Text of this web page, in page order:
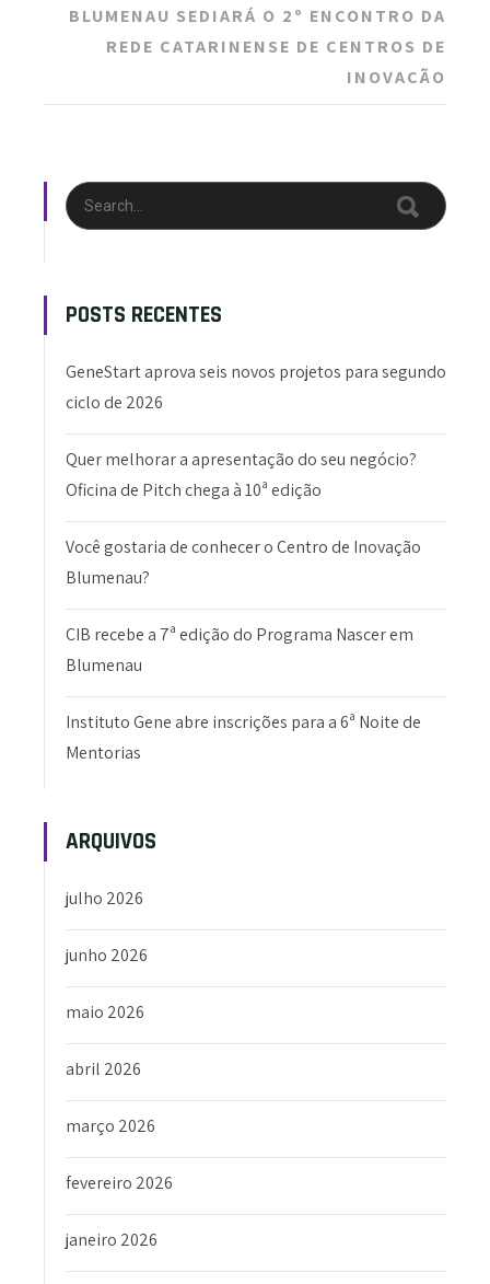
BLUMENAU SEDIARÁ O 2º ENCONTRO DA
REDE CATARINENSE DE CENTROS DE
INOVAÇÃO
POSTS RECENTES
GeneStart aprova seis novos projetos para segundo
ciclo de 2026
Quer melhorar a apresentação do seu negócio?
Oficina de Pitch chega à 10ª edição
Você gostaria de conhecer o Centro de Inovação
Blumenau?
CIB recebe a 7ª edição do Programa Nascer em
Blumenau
Instituto Gene abre inscrições para a 6ª Noite de
Mentorias
ARQUIVOS
julho 2026
junho 2026
maio 2026
abril 2026
março 2026
fevereiro 2026
janeiro 2026